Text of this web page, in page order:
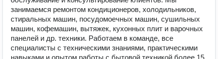
занимаемся ремонтом кондиционеров, холодильников,
стиральных машин, посудомоечных машин, сушильных
машин, кофемашин, вытяжек, кухонных плит и варочных
панелей и др. техники. Работаем в команде, все
специалисты с техническими знаниями, практическими
навыками и опытом работы с бытовой техникой более 15